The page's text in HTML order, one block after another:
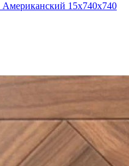
15х740х740